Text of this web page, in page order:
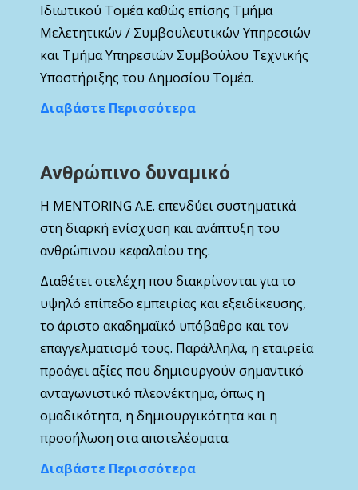
Ιδιωτικού Τομέα καθώς επίσης Τμήμα
Μελετητικών / Συμβουλευτικών Υπηρεσιών
και Τμήμα Υπηρεσιών Συμβούλου Τεχνικής
Υποστήριξης του Δημοσίου Τομέα.
Διαβάστε Περισσότερα
Ανθρώπινο δυναμικό
Η MENTORING Α.Ε. επενδύει συστηματικά
στη διαρκή ενίσχυση και ανάπτυξη του
ανθρώπινου κεφαλαίου της.
Διαθέτει στελέχη που διακρίνονται για το
υψηλό επίπεδο εμπειρίας και εξειδίκευσης,
το άριστο ακαδημαϊκό υπόβαθρο και τον
επαγγελματισμό τους. Παράλληλα, η εταιρεία
προάγει αξίες που δημιουργούν σημαντικό
ανταγωνιστικό πλεονέκτημα, όπως η
ομαδικότητα, η δημιουργικότητα και η
προσήλωση στα αποτελέσματα.
Διαβάστε Περισσότερα